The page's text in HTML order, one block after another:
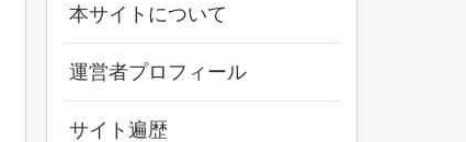
本サイトについて
運営者プロフィール
サイト遍歴